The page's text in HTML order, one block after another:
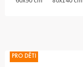
PRO DĚTI